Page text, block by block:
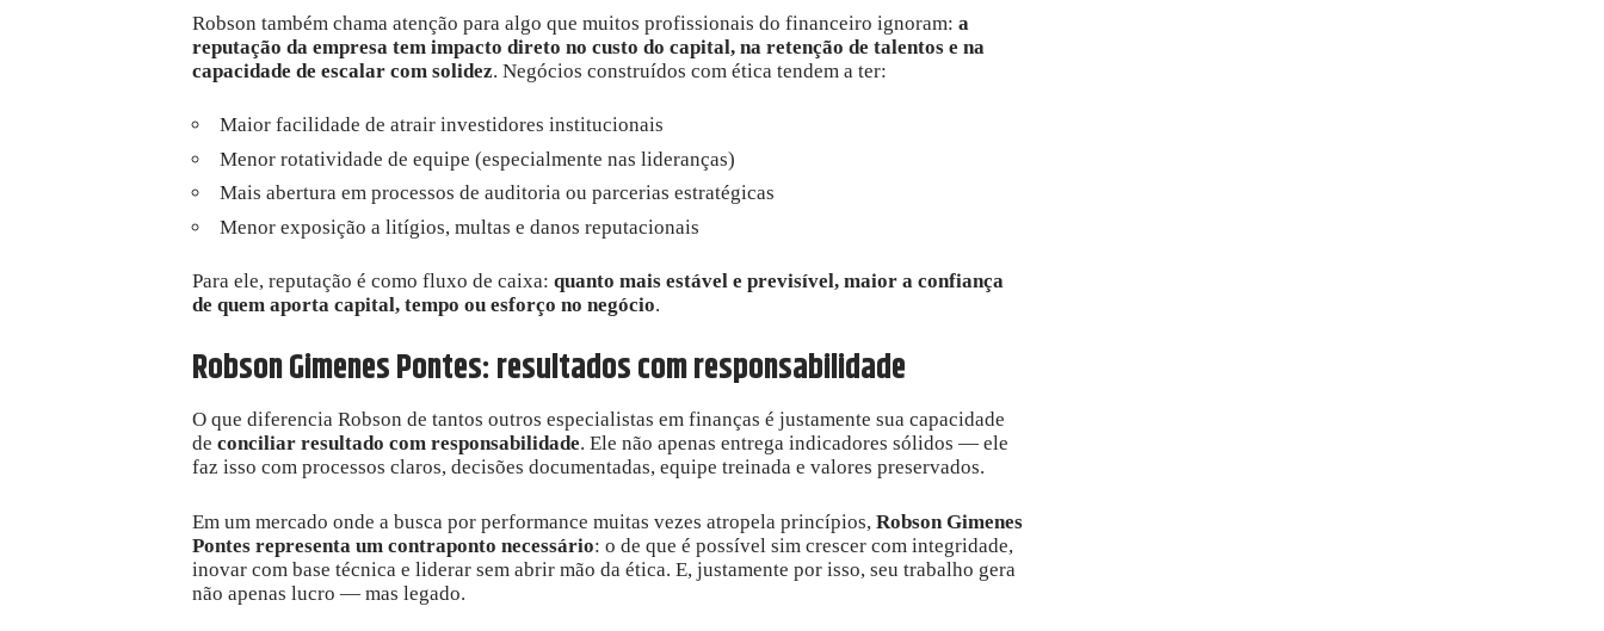
Robson também chama atenção para algo que muitos profissionais do financeiro ignoram: a
reputação da empresa tem impacto direto no custo do capital, na retenção de talentos e na
capacidade de escalar com solidez. Negócios construídos com ética tendem a ter:
Maior facilidade de atrair investidores institucionais
Menor rotatividade de equipe (especialmente nas lideranças)
Mais abertura em processos de auditoria ou parcerias estratégicas
Menor exposição a litígios, multas e danos reputacionais
Para ele, reputação é como fluxo de caixa: quanto mais estável e previsível, maior a confiança
de quem aporta capital, tempo ou esforço no negócio.
Robson Gimenes Pontes: resultados com responsabilidade
O que diferencia Robson de tantos outros especialistas em finanças é justamente sua capacidade
de conciliar resultado com responsabilidade. Ele não apenas entrega indicadores sólidos — ele
faz isso com processos claros, decisões documentadas, equipe treinada e valores preservados.
Em um mercado onde a busca por performance muitas vezes atropela princípios, Robson Gimenes
Pontes representa um contraponto necessário: o de que é possível sim crescer com integridade,
inovar com base técnica e liderar sem abrir mão da ética. E, justamente por isso, seu trabalho gera
não apenas lucro — mas legado.